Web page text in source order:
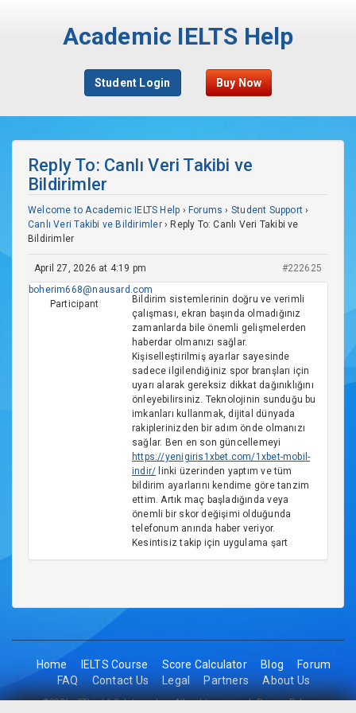
Academic IELTS Help
Student Login Buy Now
Reply To: Canlı Veri Takibi ve
Bildirimler
Welcome to Academic IELTS Help › Forums › Student Support ›
Canlı Veri Takibi ve Bildirimler › Reply To: Canlı Veri Takibi ve
Bildirimler
April 27, 2026 at 4:19 pm
#222625
boherim668@nausard.com
Participant
Bildirim sistemlerinin doğru ve verimli
çalışması, ekran başında olmadığınız
zamanlarda bile önemli gelişmelerden
haberdar olmanızı sağlar.
Kişiselleştirilmiş ayarlar sayesinde
sadece ilgilendiğiniz spor branşları için
uyarı alarak gereksiz dikkat dağınıklığını
önleyebilirsiniz. Teknolojinin sunduğu bu
imkanları kullanmak, dijital dünyada
rakiplerinizden bir adım önde olmanızı
sağlar. Ben en son güncellemeyi
https://yenigiris1xbet.com/1xbet-mobil-
indir/ linki üzerinden yaptım ve tüm
bildirim ayarlarını kendime göre tanzim
ettim. Artık maç başladığında veya
önemli bir skor değişimi olduğunda
telefonum anında haber veriyor.
Kesintisiz takip için uygulama şart
Home IELTS Course Score Calculator Blog
Forum
FAQ
Contact Us Legal Partners About Us
©2026 - 2Think1 Solutions Inc. All rights reserved.Privacy Policy